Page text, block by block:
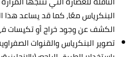
البنكرياس معًا، كما قد يساعد هذا
الكشف عن وجود خراج أو تكيسات
تصوير البنكرياس والقنوات